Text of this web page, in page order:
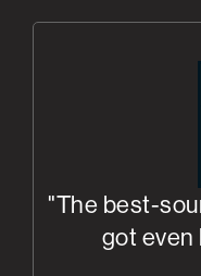
"The best-
got